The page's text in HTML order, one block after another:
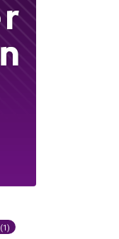
(1)